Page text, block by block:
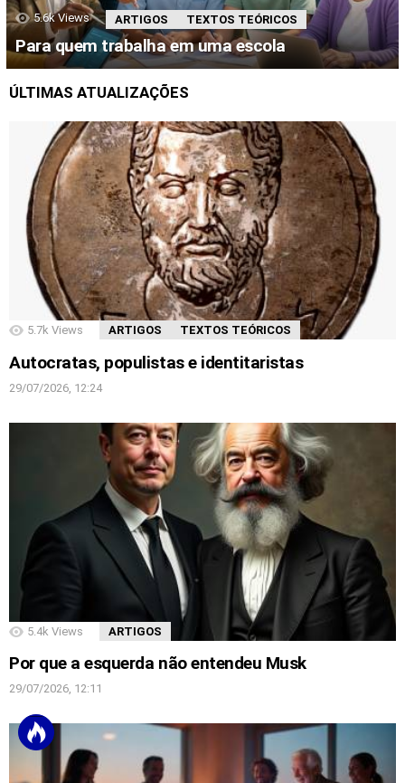
5.6kViews ARTIGOS TEXTOS TEÓRICOS
Para quem trabalha em uma escola
ÚLTIMAS ATUALIZAÇÕES
5.7k Views ARTIGOS TEXTOS TEÓRICOS
Autocratas, populistas e identitaristas
29/07/2026, 12:24
5.4k Views ARTIGOS
Por que a esquerda não entendeu Musk
29/07/2026, 12:11